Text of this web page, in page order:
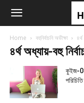
Home বহুনির্বাচনি অভীক্ষা
৪র্থ অধ্যায়-বহু
কুইজ-